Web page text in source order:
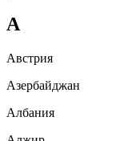
А
Австрия
Азербайджан
Албания